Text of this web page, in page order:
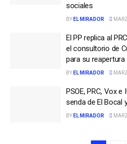
sociales
BY EL MIRADOR
El PP replica al
el consultorio de
para su reapertura
BY EL MIRADOR
PSOE, PRC, Vox
senda de El Bocal
BY EL MIRADOR